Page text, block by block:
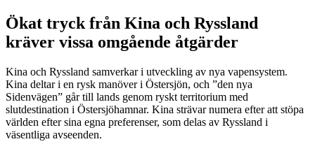
Ökat tryck från Kina och Ryssland
kräver vissa omgående åtgärder
Kina och Ryssland samverkar i utveckling av nya vapensystem.
Kina deltar i en rysk manöver i Östersjön, och ”den nya
Sidenvägen” går till lands genom ryskt territorium med
slutdestination i Östersjöhamnar. Kina strävar numera efter att stöpa
världen efter sina egna preferenser, som delas av Ryssland i
väsentliga avseenden.